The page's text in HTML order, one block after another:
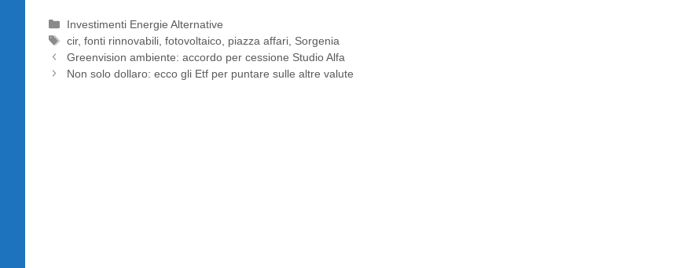
Categorie
Investimenti Energie Alternative
Tag
cir,fonti rinnovabili ,fotovoltaico piazza affari Sorgenia
Greenvision ambiente: accordo per cessione Studio Alfa
Non solo dollaro: ecco gli Etf per puntare sulle altre valute